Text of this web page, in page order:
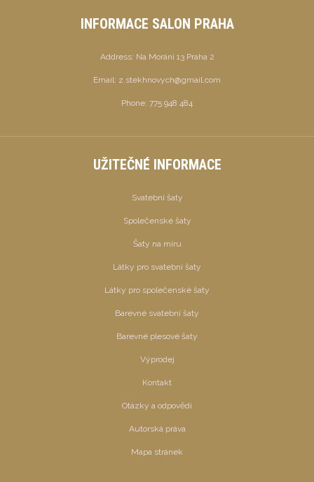
INFORMACE SALON PRAHA
Address: Na Moráni 13 Praha 2
Email: z.stekhnovych@gmail.com
Phone: 775 948 484
UŽITEČNÉ INFORMACE
Svatební šaty
Společenské šaty
Šaty na míru
Látky pro svatební šaty
Látky pro společenské šaty
Barevné svatební šaty
Barevné plesové šaty
Výprodej
Kontakt
Otázky a odpovědi
Autorská práva
Mapa stránek